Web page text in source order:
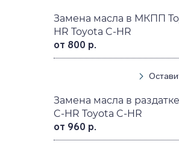
Замена масла в МКПП
HR Toyota C-HR
от 800 р.
Замена масла в
C-HR Toyota C-HR
от 960 р.